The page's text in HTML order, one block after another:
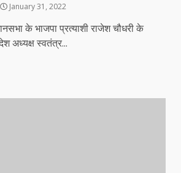
January 31, 2022
के भाजपा प्रत्याशी राजेश चौधरी के
अध्यक्ष स्वतंत्र...